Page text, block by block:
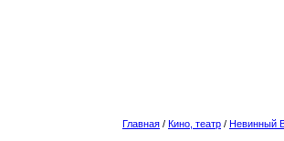
Главная / Кино, театр / Невинный